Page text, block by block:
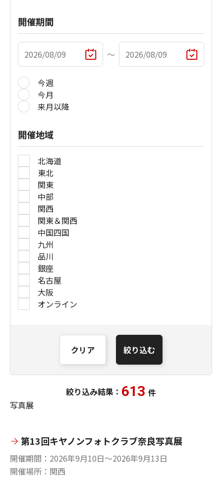
開催期間
〜
今週
今月
来月以降
開催地域
北海道
東北
関東
中部
関西
関東＆関西
中国四国
九州
品川
銀座
名古屋
大阪
オンライン
クリア 絞り込む
絞り込み結果： 613 件
写真展
第13回キヤノンフォトクラブ奈良写真展
開催期間
2026年9月10日〜2026年9月13日
開催場所
関西